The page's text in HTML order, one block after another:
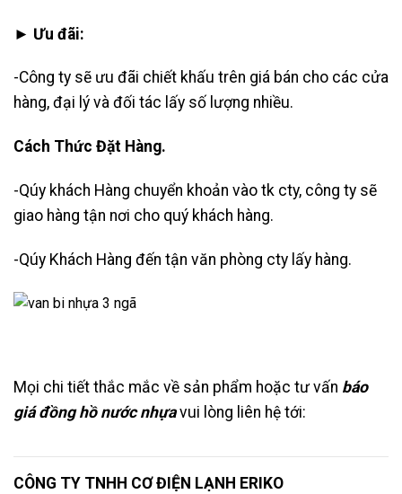
► Ưu đãi:
-Công ty sẽ ưu đãi chiết khấu trên giá bán cho các cửa
hàng, đại lý và đối tác lấy số lượng nhiều.
Cách Thức Đặt Hàng.
-Qúy khách Hàng chuyển khoản vào tk cty, công ty sẽ
giao hàng tận nơi cho quý khách hàng.
-Qúy Khách Hàng đến tận văn phòng cty lấy hàng.
Mọi chi tiết thắc mắc về sản phẩm hoặc tư vấn báo
giá đồng hồ nước nhựavui lòng liên hệ tới:
CÔNG TY TNHH CƠ ĐIỆN LẠNH ERIKO